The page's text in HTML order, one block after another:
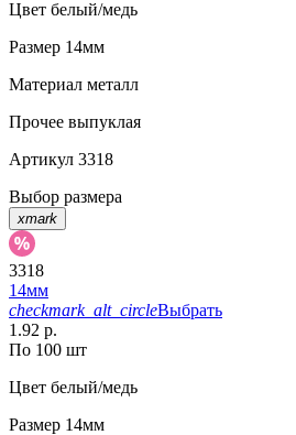
Цвет белый/медь
Размер 14мм
Материал металл
Прочее выпуклая
Артикул 3318
Выбор размера
xmark
3318
14мм
checkmark_alt_circleВыбрать
1.92 р.
По 100 шт
Цвет белый/медь
Размер 14мм